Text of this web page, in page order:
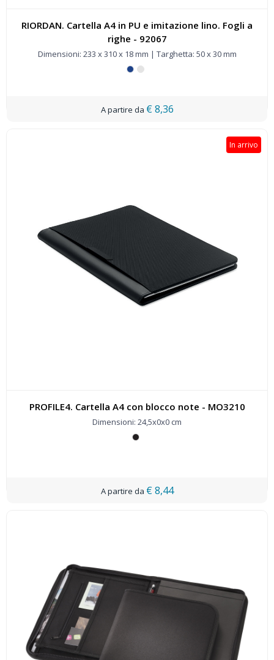
RIORDAN. Cartella A4 in PU e imitazione lino. Fogli a
righe - 92067
Dimensioni: 233 x 310 x 18 mm | Targhetta: 50 x 30 mm
€ 8,36
PROFILE4. Cartella A4 con blocco note - MO3210
In arrivo
Dimensioni: 24,5x0x0 cm
€ 8,44